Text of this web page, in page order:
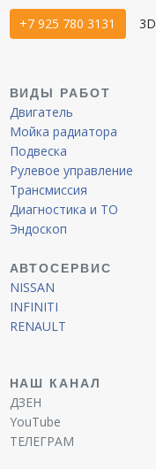
+7 925 780 3131 3D
ВИДЫ РАБОТ
Двигатель
Мойка радиатора
Подвеска
Рулевое управление
Трансмиссия
Диагностика и ТО
Эндоскоп
АВТОСЕРВИС
NISSAN
INFINITI
RENAULT
НАШ КАНАЛ
ДЗЕН
YouTube
ТЕЛЕГРАМ